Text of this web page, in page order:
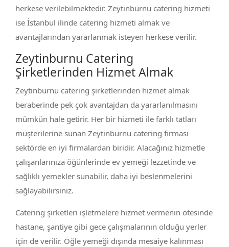
herkese verilebilmektedir. Zeytinburnu catering hizmeti
ise İstanbul ilinde catering hizmeti almak ve
avantajlarından yararlanmak isteyen herkese verilir.
Zeytinburnu Catering
Şirketlerinden Hizmet Almak
Zeytinburnu catering şirketlerinden hizmet almak
beraberinde pek çok avantajdan da yararlanılmasını
mümkün hale getirir. Her bir hizmeti ile farklı tatları
müşterilerine sunan Zeytinburnu catering firması
sektörde en iyi firmalardan biridir. Alacağınız hizmetle
çalışanlarınıza öğünlerinde ev yemeği lezzetinde ve
sağlıklı yemekler sunabilir, daha iyi beslenmelerini
sağlayabilirsiniz.
Catering şirketleri işletmelere hizmet vermenin ötesinde
hastane, şantiye gibi gece çalışmalarının olduğu yerler
için de verilir. Öğle yemeği dışında mesaiye kalınması